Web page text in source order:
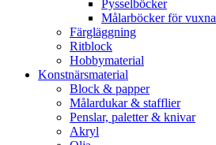
Pysselböcker
Målarböcker för vuxna
Färgläggning
Ritblock
Hobbymaterial
Konstnärsmaterial
Block & papper
Målardukar & stafflier
Penslar, paletter & knivar
Akryl